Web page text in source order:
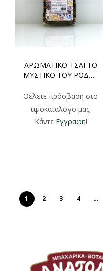
ΑΡΩΜΑΤΙΚΟ ΤΣΑΪ ΤΟ
ΜΥΣΤΙΚΟ ΤΟΥ ΡΟΔΟΥ
Θέλετε πρόσβαση στο
τιμοκατάλογο μας;
Κάντε Εγγραφή!
1 2 3 4 …